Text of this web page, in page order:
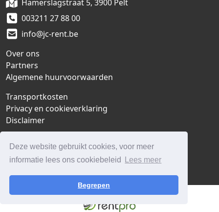
Deze website gebruikt cookies, voor meer
informatie lees ons cookiebeleid
Lees meer
Begrepen
Hamerslagstraat 5, 3900 Pelt
003211 27 88 00
info@jc-rent.be
Over ons
Partners
Algemene huurvoorwaarden
Transportkosten
Privacy en cookieverklaring
Disclaimer
Contact
Vacatures
© 2026 - JC-Rent bv